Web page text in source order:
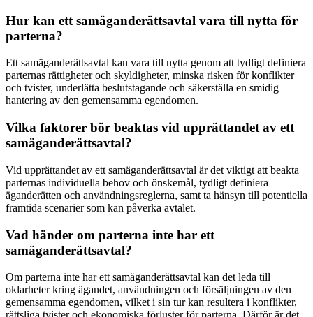
Hur kan ett samäganderättsavtal vara till nytta för
parterna?
Ett samäganderättsavtal kan vara till nytta genom att tydligt definiera
parternas rättigheter och skyldigheter, minska risken för konflikter
och tvister, underlätta beslutstagande och säkerställa en smidig
hantering av den gemensamma egendomen.
Vilka faktorer bör beaktas vid upprättandet av ett
samäganderättsavtal?
Vid upprättandet av ett samäganderättsavtal är det viktigt att beakta
parternas individuella behov och önskemål, tydligt definiera
äganderätten och användningsreglerna, samt ta hänsyn till potentiella
framtida scenarier som kan påverka avtalet.
Vad händer om parterna inte har ett
samäganderättsavtal?
Om parterna inte har ett samäganderättsavtal kan det leda till
oklarheter kring ägandet, användningen och försäljningen av den
gemensamma egendomen, vilket i sin tur kan resultera i konflikter,